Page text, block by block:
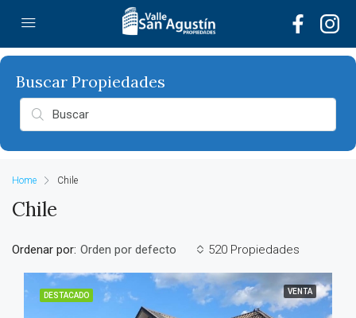
Home Chile
Chile
520 Propiedades
Ordenar por: Orden por defecto
DESTACADO VENTA